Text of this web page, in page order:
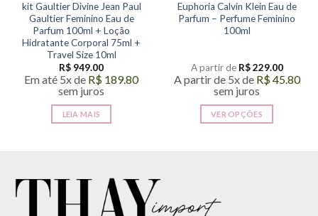
kit Gaultier Divine Jean Paul
Gaultier Feminino Eau de
Parfum 100ml + Loção
Hidratante Corporal 75ml +
Travel Size 10ml
R$ 949.00
Em até 5x de R$ 189.80
sem juros
LEIA MAIS
Euphoria Calvin Klein Eau de
Parfum – Perfume Feminino
100ml
A partir de R$229.00
A partir de 5x de R$45.80
sem juros
VER OPÇÕES